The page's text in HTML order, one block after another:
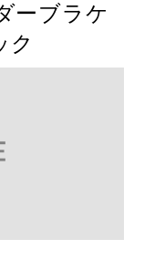
ーブラケ
ク